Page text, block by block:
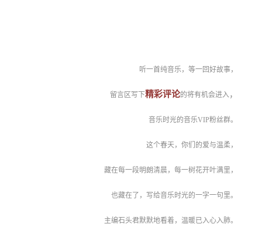
听一首纯音乐，等一回好故事，
留言区写下精彩评论的将有机会进入，
音乐时光的音乐VIP粉丝群。
这个春天，你们的爱与温柔，
藏在每一段明朗清晨，每一树花开叶满里，
也藏在了，写给音乐时光的一字一句里。
主编石头君默默地看着，温暖已入心入肺。